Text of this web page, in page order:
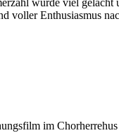
wurde viel gelacht
voller Enthusiasmus
im Chorherrehus